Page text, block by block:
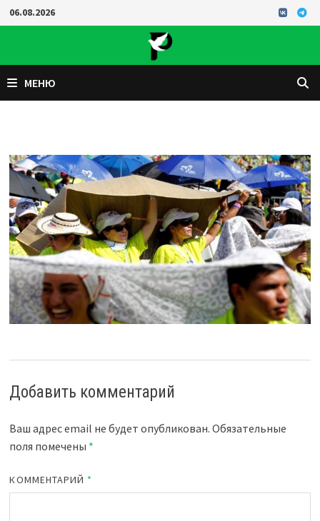
Перейти
к
06.08.2026
МЕНЮ
Добавить комментарий
Ваш адрес email не будет опубликован. Обязательные
поля помечены *
КОММЕНТАРИЙ *